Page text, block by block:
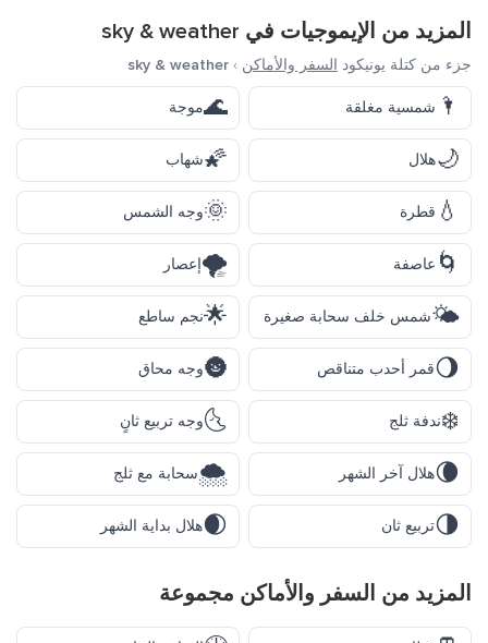
المزيد من الإيموجيات في sky & weather
جزء من كتلة يونيكود السفر والأماكن ›
sky & weather
🌂 شمسية مغلقة 🌊موجة
🌙هلال 🌠شهاب
💧 قطرة 🌞وجه الشمس
🌀 عاصفة 🌪️إعصار
🌤️شمس خلف سحابة صغيرة 🌟نجم ساطع
🌖قمر أحدب متناقص 🌚وجه محاق
❄️ندفة ثلج 🌜وجه تربيع ثانٍ
🌘هلال آخر الشهر 🌨️سحابة مع ثلج
🌗تربيع ثان 🌒هلال بداية الشهر
المزيد من السفر والأماكن مجموعة